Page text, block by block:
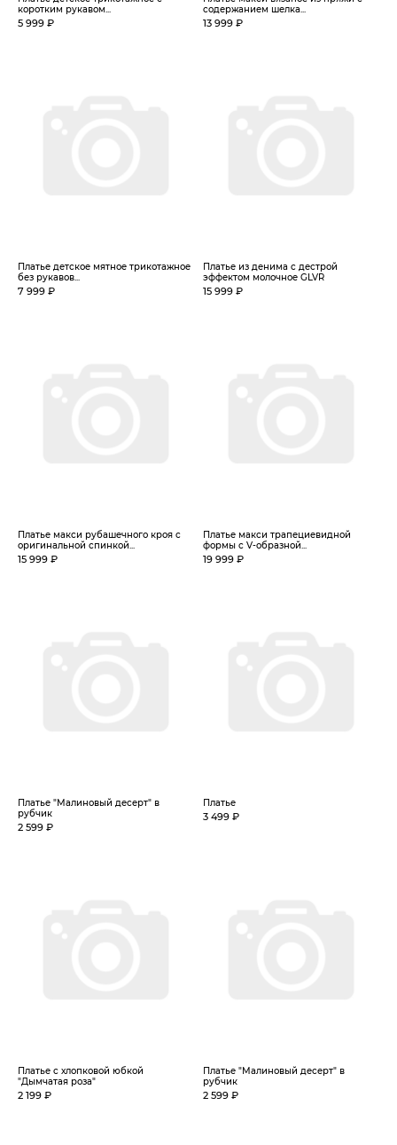
коротким рукавом...
5 999 ₽
содержанием шелка...
13 999 ₽
Платье детское мятное трикотажное
без рукавов...
7 999 ₽
Платье из денима с дестрой
эффектом молочное GLVR
15 999 ₽
Платье макси рубашечного кроя с
оригинальной спинкой...
15 999 ₽
Платье макси трапециевидной
формы с V-образной...
19 999 ₽
Платье "Малиновый десерт" в
рубчик
2 599 ₽
Платье
3 499 ₽
Платье с хлопковой юбкой
"Дымчатая роза"
2 199 ₽
Платье "Малиновый десерт" в
рубчик
2 599 ₽